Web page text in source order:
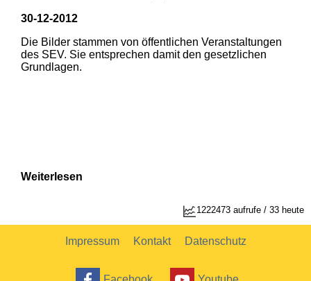
2
30-12-2012
Die Bilder stammen von öffentlichen Veranstaltungen
des SEV. Sie entsprechen damit den gesetzlichen
Grundlagen.
Weiterlesen
1222473 aufrufe / 33 heute
Impressum Kontakt Datenschutz